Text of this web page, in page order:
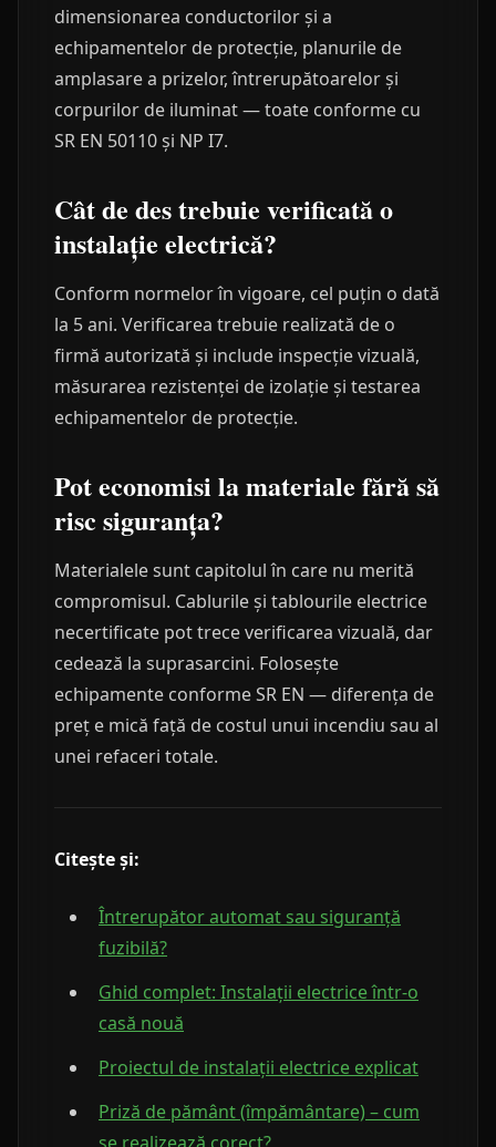
dimensionarea conductorilor și a
echipamentelor de protecție, planurile de
amplasare a prizelor, întrerupătoarelor și
corpurilor de iluminat — toate conforme cu
SR EN 50110 și NP I7.
Cât de des trebuie verificată o
instalație electrică?
Conform normelor în vigoare, cel puțin o dată
la 5 ani. Verificarea trebuie realizată de o
firmă autorizată și include inspecție vizuală,
măsurarea rezistenței de izolație și testarea
echipamentelor de protecție.
Pot economisi la materiale fără să
risc siguranța?
Materialele sunt capitolul în care nu merită
compromisul. Cablurile și tablourile electrice
necertificate pot trece verificarea vizuală, dar
cedează la suprasarcini. Folosește
echipamente conforme SR EN — diferența de
preț e mică față de costul unui incendiu sau al
unei refaceri totale.
Citește și:
Întrerupător automat sau siguranță
fuzibilă?
Ghid complet: Instalații electrice într-o
casă nouă
Proiectul de instalații electrice explicat
Priză de pământ (împământare) – cum